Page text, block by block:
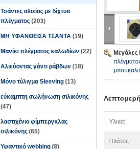
Τσάντες αλιείας με δίχτυα
πλέγματος (203)
ΜΗ ΥΦΑΝΘΕΙΣΑ ΤΣΑΝΤΑ (19)
Μανίκι πλέγματος καλωδίων (22)
Αλιεύοντας γάντι ράβδων (18)
Μόνο τύλιγμα Sleeving (13)
εύκαμπτη σωλήνωση σιλικόνης
(47)
λαστιχένιο φίμπεργκλας
σιλικόνης (65)
Υφαντικό webbing (8)
Μεγάλες
Υλικά:
Πλάτος: